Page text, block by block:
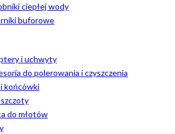
ciepłej wody
buforowe
i uchwyty
do polerowania i czyszczenia
końcówki
do młotów